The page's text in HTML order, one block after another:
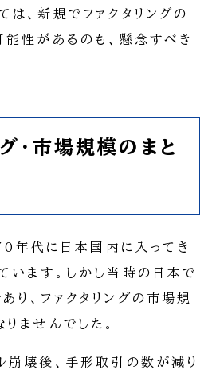
は、新規でファクタリングの
能性があるのも、懸念すべき
・市場規模のまと
年代に日本国内に入ってき
います。しかし当時の日本で
り、ファクタリングの市場規
ませんでした。
壊後、手形取引の数が減り